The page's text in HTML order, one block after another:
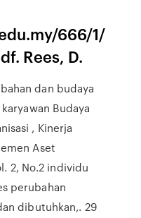
666/1/
Rees, D.
dan budaya
Budaya
, Kinerja
Aset
2, No.2 individu
perubahan
dibutuhkan,. 29